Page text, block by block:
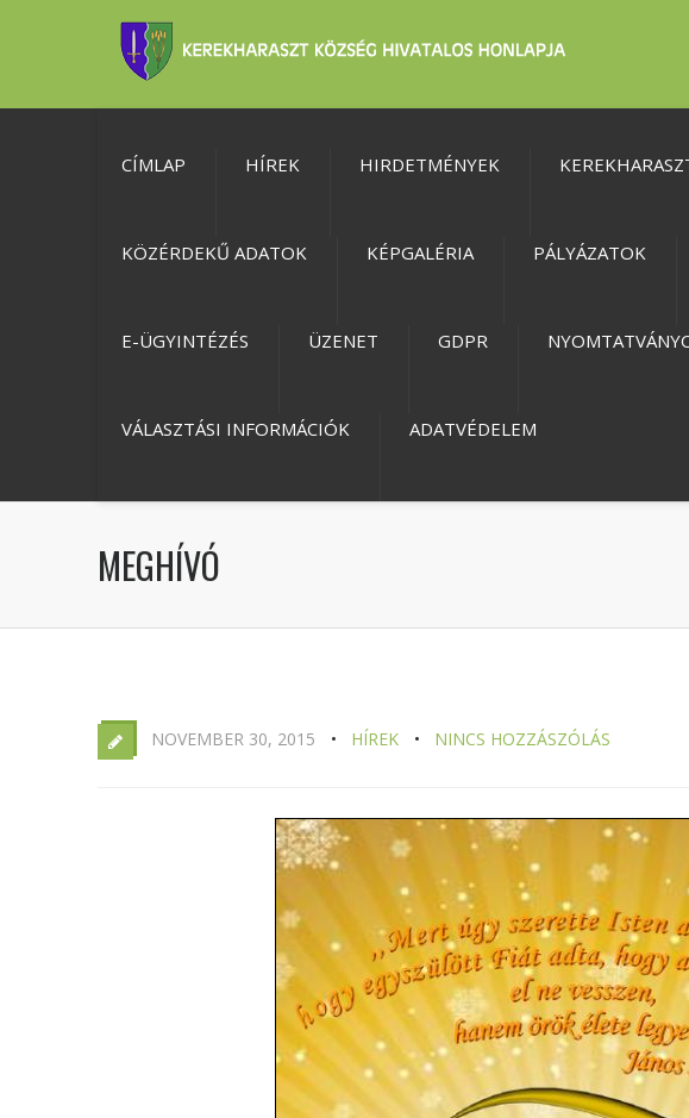
CÍMLAP HÍREK HIRDETMÉNYEK
KÖZÉRDEKŰ ADATOK KÉPGALÉRIA PÁLYÁZATOK
E-ÜGYINTÉZÉS ÜZENET GDPR
VÁLASZTÁSI INFORMÁCIÓK ADATVÉDELEM
MEGHÍVÓ
NOVEMBER 30, 2015 HÍREK NINCS HOZZÁSZÓLÁS